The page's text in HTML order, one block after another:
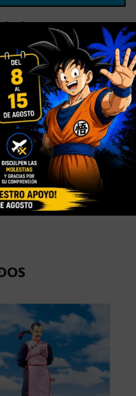
deseos
DRAGON BALL STOCK,S. H.
DRAGON BALL,
0,9 kg
×